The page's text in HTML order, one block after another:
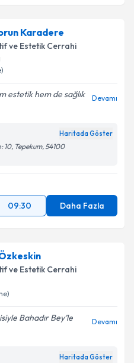
posta ile bilgilendireceğiz.
ilişkin
kabul ediyorum.
Gönder
Karadere
ve Estetik Cerrahi
estetik hem de sağlık
Devamı
Haritada Göster
Tepekum, 54100
09:30 Daha Fazla
ve Estetik Cerrahi
Bahadır Bey’le
Devamı
Haritada Göster